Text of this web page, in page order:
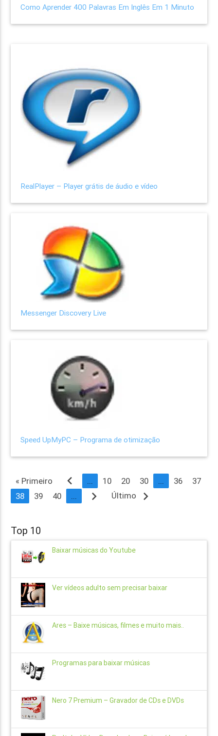
Como Aprender 400 Palavras Em Inglês Em 1 Minuto
RealPlayer – Player grátis de áudio e vídeo
Messenger Discovery Live
Speed UpMyPC – Programa de otimização
« Primeiro navigate_before ... 10 20 30 ... 36
37
38
39 40 ... navigate_next Último navigate_next
Top 10
Baixar músicas do Youtube
Ver vídeos adulto sem precisar baixar
Ares – Baixe músicas, filmes e muito mais..
Programas para baixar músicas
Nero 7 Premium – Gravador de CDs e DVDs